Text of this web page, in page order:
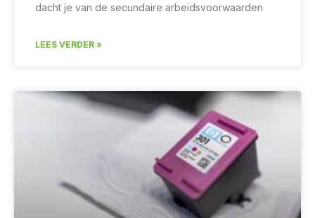
dacht je van de secundaire arbeidsvoorwaarden
LEES VERDER »